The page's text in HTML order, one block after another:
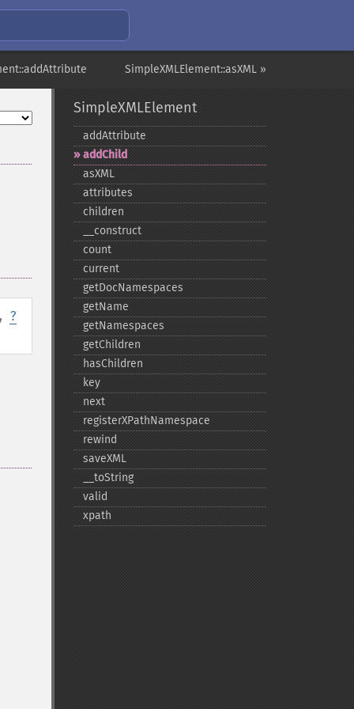
SimpleXMLElement::asXML »
, ?
SimpleXMLElement
addAttribute
addChild
asXML
attributes
children
_​_​construct
count
current
getDocNamespaces
getName
getNamespaces
getChildren
hasChildren
key
next
registerXPathNamespace
rewind
saveXML
_​_​toString
valid
xpath